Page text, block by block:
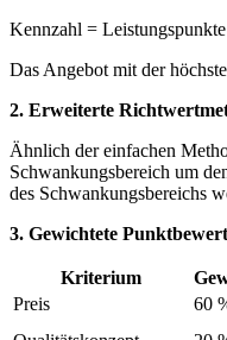
Kennzahl =
Das Angebot mit der
2. Erweiterte
Ähnlich der einfachen
Schwankungsbereich um
des Schwankungsbereichs
3. Gewichtete
Kriterium
Preis
60